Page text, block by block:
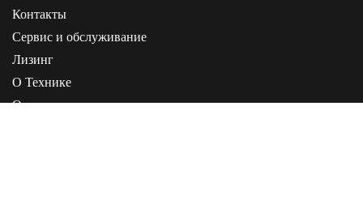
Контакты
Сервис и обслуживание
Лизинг
О Технике
О компании